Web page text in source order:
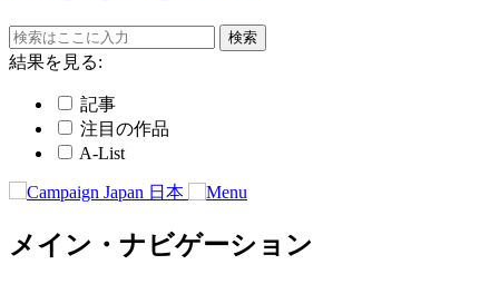
結果を見る:
記事
注目の作品
A-List
メイン・ナビゲーション